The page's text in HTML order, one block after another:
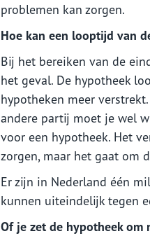
problemen kan zorgen.
Hoe kan een looptijd van
Bij het bereiken van de
het geval. De hypotheek
hypotheken meer
andere partij moet je wel
voor een hypotheek. Het
zorgen, maar het gaat om
Er zijn in Nederland één
kunnen uiteindelijk tegen
Of je zet de hypotheek om